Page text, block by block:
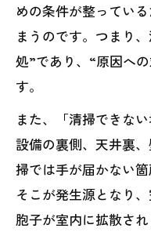
めの条件が整ってい
まうのです。つまり
処”であり、“原因へ
す。
また、「清掃できな
設備の裏側、天井裏
掃では手が届かない
そこが発生源となり
胞子が室内に拡散さ